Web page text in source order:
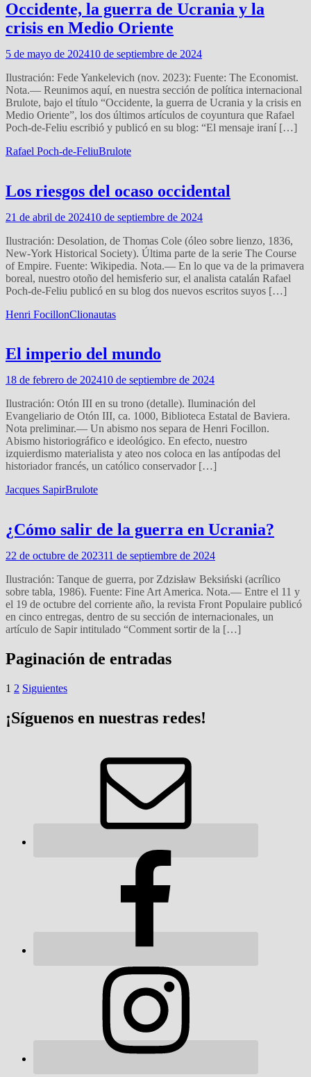
Occidente, la guerra de Ucrania y la
crisis en Medio Oriente
5 de mayo de 202410 de septiembre de 2024
Ilustración: Fede Yankelevich (nov. 2023): Fuente: The Economist.
Nota.— Reunimos aquí, en nuestra sección de política internacional
Brulote, bajo el título “Occidente, la guerra de Ucrania y la crisis en
Medio Oriente”, los dos últimos artículos de coyuntura que Rafael
Poch-de-Feliu escribió y publicó en su blog: “El mensaje iraní […]
Rafael Poch-de-FeliuBrulote
Los riesgos del ocaso occidental
21 de abril de 202410 de septiembre de 2024
Ilustración: Desolation, de Thomas Cole (óleo sobre lienzo, 1836,
New-York Historical Society). Última parte de la serie The Course
of Empire. Fuente: Wikipedia. Nota.— En lo que va de la primavera
boreal, nuestro otoño del hemisferio sur, el analista catalán Rafael
Poch-de-Feliu publicó en su blog dos nuevos escritos suyos […]
Henri FocillonClionautas
El imperio del mundo
18 de febrero de 202410 de septiembre de 2024
Ilustración: Otón III en su trono (detalle). Iluminación del
Evangeliario de Otón III, ca. 1000, Biblioteca Estatal de Baviera.
Nota preliminar.— Un abismo nos separa de Henri Focillon.
Abismo historiográfico e ideológico. En efecto, nuestro
izquierdismo materialista y ateo nos coloca en las antípodas del
historiador francés, un católico conservador […]
Jacques SapirBrulote
¿Cómo salir de la guerra en Ucrania?
22 de octubre de 202311 de septiembre de 2024
Ilustración: Tanque de guerra, por Zdzisław Beksiński (acrílico
sobre tabla, 1986). Fuente: Fine Art America. Nota.— Entre el 11 y
el 19 de octubre del corriente año, la revista Front Populaire publicó
en cinco entregas, dentro de su sección de internacionales, un
artículo de Sapir intitulado “Comment sortir de la […]
Paginación de entradas
1 2 Siguientes
¡Síguenos en nuestras redes!